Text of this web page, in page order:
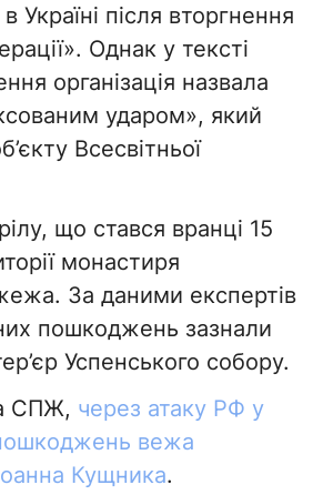
Україні після вторгнення
Однак у тексті
організація назвала
ударом», який
Всесвітньої
що стався вранці 15
монастиря
За даними експертів
пошкоджень зазнали
Успенського собору.
СПЖ, через атаку РФ у
вежа
Кущника.